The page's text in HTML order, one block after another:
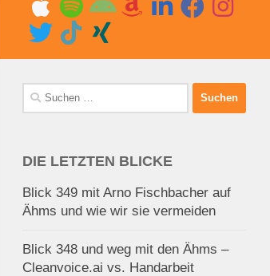
Suchen
nach:
DIE LETZTEN BLICKE
Blick 349 mit Arno Fischbacher auf
Ähms und wie wir sie vermeiden
Blick 348 und weg mit den Ähms –
Cleanvoice.ai vs. Handarbeit